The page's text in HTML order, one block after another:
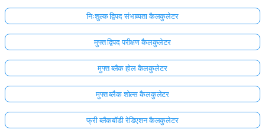
निःशुल्क द्विपद संभाव्यता कैलकुलेटर
मुफ्त द्विपद परीक्षण कैलकुलेटर
मुफ्त ब्लैक होल कैलकुलेटर
मुफ्त ब्लैक शोल्स कैलकुलेटर
फ्री ब्लैकबॉडी रेडिएशन कैलकुलेटर